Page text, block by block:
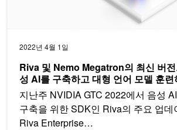
2022년 4월 1일
Riva 및 Nemo Megatron의 최신 버
성 AI를 구축하고 대형 언어 모델 훈련
지난주 NVIDIA GTC 2022에서 음성
구축을 위한 SDK인 Riva의 주요 업데
Riva Enterprise…